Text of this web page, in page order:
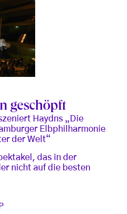
geschöpft
Haydns „Die
Elbphilharmonie
der Welt“
das in der
nicht auf die besten